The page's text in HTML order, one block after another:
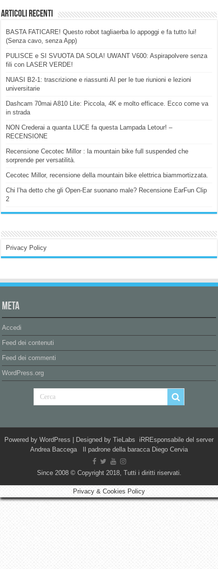
Articoli Recenti
BASTA FATICARE! Questo robot tagliaerba lo appoggi e fa tutto lui!
(Senza cavo, senza App)
PULISCE e SI SVUOTA DA SOLA! UWANT V600: Aspirapolvere senza
fili con LASER VERDE!
NUASI B2-1: trascrizione e riassunti AI per le tue riunioni e lezioni
universitarie
Dashcam 70mai A810 Lite: Piccola, 4K e molto efficace. Ecco come va
in strada
NON Crederai a quanta LUCE fa questa Lampada Letour! –
RECENSIONE
Recensione Cecotec Millor : la mountain bike full suspended che
sorprende per versatilità.
Cecotec Millor, recensione della mountain bike elettrica biammortizzata.
Chi l’ha detto che gli Open-Ear suonano male? Recensione EarFun Clip
2
Privacy Policy
Meta
Accedi
Feed dei contenuti
Feed dei commenti
WordPress.org
Powered by WordPress | Designed by TieLabs iRREsponsabile del server
Andrea Baccega Il padrone della baracca Diego Cervia
Since 2008 © Copyright 2018, Tutti i diritti riservati.
Privacy & Cookies Policy